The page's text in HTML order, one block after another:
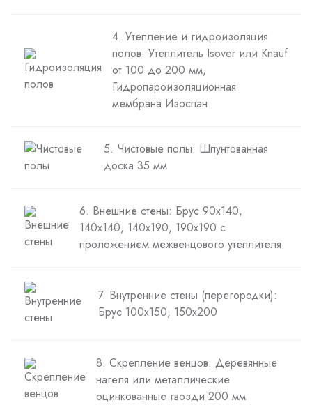
4. Утепление и гидроизоляция
полов: Утеплитель Isover или Knauf
от 100 до 200 мм,
Гидропароизоляционная
мембрана Изоспан
5. Чистовые полы: Шпунтованная
доска 35 мм
6. Внешние стены: Брус 90х140,
140х140, 140х190, 190х190 с
проложением межвенцового утеплителя
7. Внутренние стены (перегородки):
Брус 100х150, 150х200
8. Скрепление венцов: Деревянные
нагеля или металлические
оцинкованные гвозди 200 мм